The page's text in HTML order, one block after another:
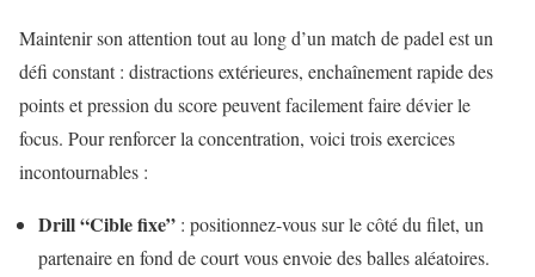
Maintenir son attention tout au long d’un match de padel est un
défi constant : distractions extérieures, enchaînement rapide des
points et pression du score peuvent facilement faire dévier le
focus. Pour renforcer la concentration, voici trois exercices
incontournables :
Drill “Cible fixe” : positionnez-vous sur le côté du filet, un
partenaire en fond de court vous envoie des balles aléatoires.